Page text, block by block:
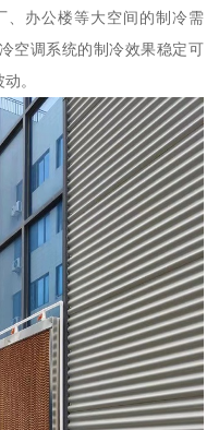
、办公楼等大空间的制冷需
空调系统的制冷效果稳定可
。